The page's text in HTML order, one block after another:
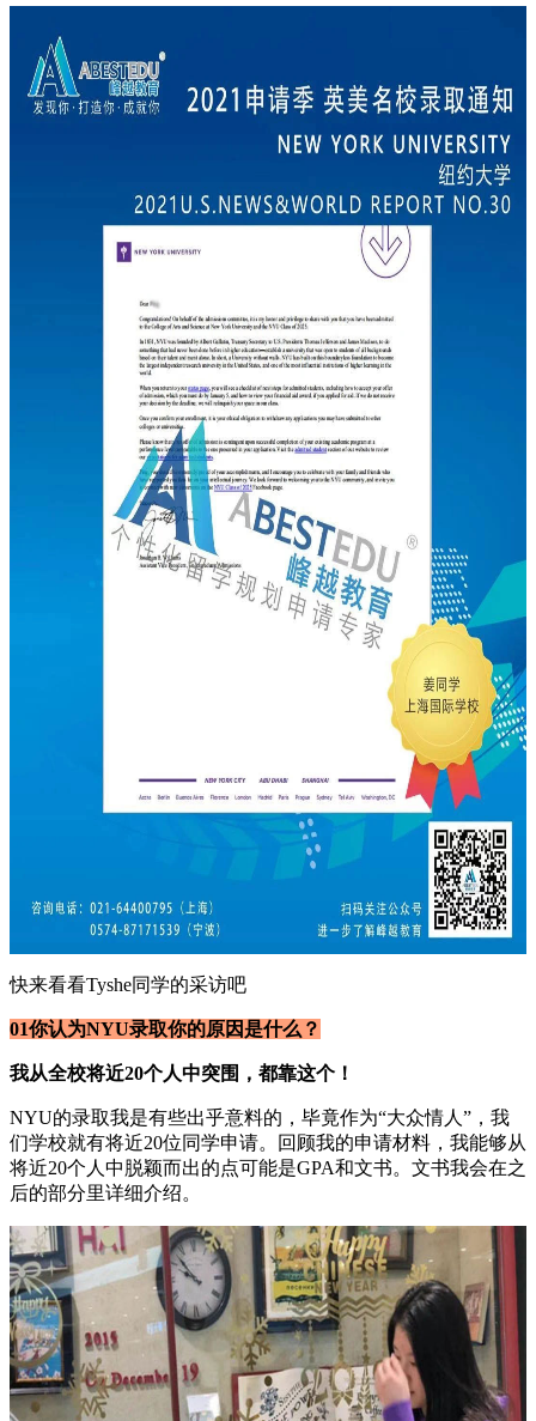
快来看看Tyshe同学的采访吧
01你认为NYU录取你的原因是什么？
我从全校将近20个人中突围，都靠这个！
NYU的录取我是有些出乎意料的，毕竟作为“大众情人”，我
们学校就有将近20位同学申请。回顾我的申请材料，我能够从
将近20个人中脱颖而出的点可能是GPA和文书。文书我会在之
后的部分里详细介绍。